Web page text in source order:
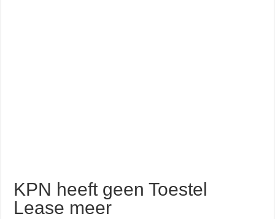
KPN heeft geen Toestel
Lease meer